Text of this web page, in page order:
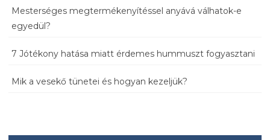
Mesterséges megtermékenyítéssel anyává válhatok-e
egyedül?
7 Jótékony hatása miatt érdemes hummuszt fogyasztani
Mik a vesekő tünetei és hogyan kezeljük?